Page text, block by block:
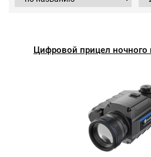
Цифровой прицел ночного